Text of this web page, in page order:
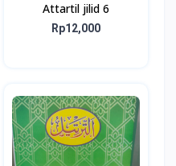
Attartil jilid 6
Rp12,000